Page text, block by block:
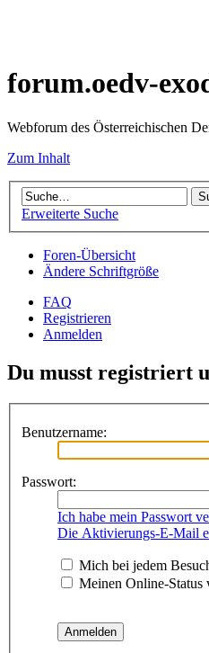
forum.oedv-
Webforum des Österreichischen
Zum Inhalt
Erweiterte Suche
Foren-Übersicht
Ändere Schriftgröße
FAQ
Registrieren
Anmelden
Du musst registriert
Benutzername:
Passwort:
Ich habe mein Passwort
Die Aktivierungs-E-Mail
Mich bei jedem
Meinen Online-Status